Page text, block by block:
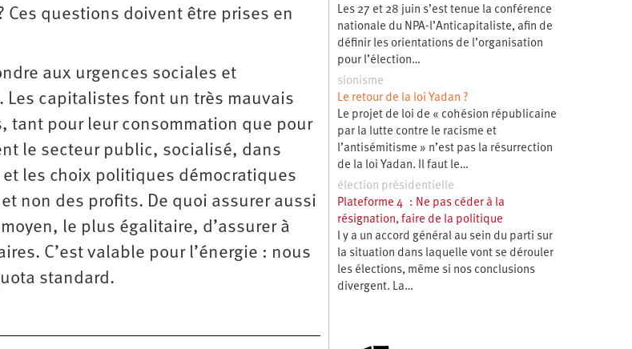
­questions doivent être prises en
aux urgences sociales et
Les capitalistes font un très mauvais
tant pour leur consommation que pour
le secteur public, socialisé, dans
les choix politiques démocratiques
non des profits. De quoi assurer aussi
le plus égalitaire, d’assurer à
C’est valable pour l’énergie : nous
standard.
Les 27 et 28 juin s’est tenue la conférence
nationale du NPA-l’Anticapitaliste, afin de
définir les orientations de l’organisation
pour l’élection…
sionisme
Le retour de la loi Yadan ?
Le projet de loi de « cohésion républicaine
par la lutte contre le racisme et
l’antisémitisme » n’est pas la résurrection
de la loi Yadan. Il faut le…
élection présidentielle
Plateforme 4 : Ne pas céder à la
résignation, faire de la politique
l y a un accord général au sein du parti sur
la situation dans laquelle vont se dérouler
les élections, même si nos conclusions
divergent. La…